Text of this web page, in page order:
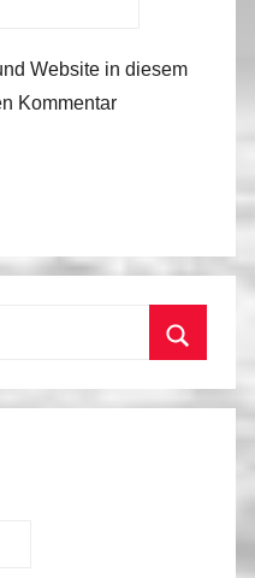
Website in diesem
Kommentar